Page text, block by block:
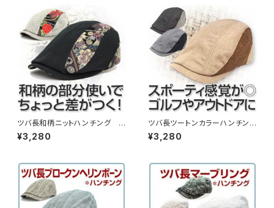
ツバ長和柄ニットハンチング
（13hc-ss09）
¥3,280
ツバ長ツートンカラーハンチン
グ （14hc-ss03）
¥3,280